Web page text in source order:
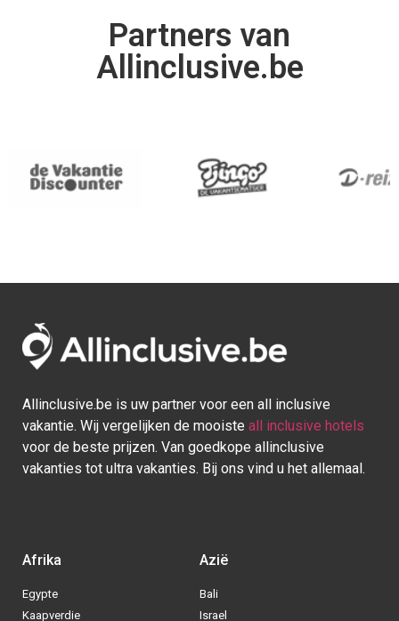
Partners van
Allinclusive.be
Allinclusive.be is uw partner voor een all inclusive
vakantie. Wij vergelijken de mooiste all inclusive hotels
voor de beste prijzen. Van goedkope allinclusive
vakanties tot ultra vakanties. Bij ons vind u het allemaal.
Afrika
Egypte
Kaapverdie
Azië
Bali
Israel